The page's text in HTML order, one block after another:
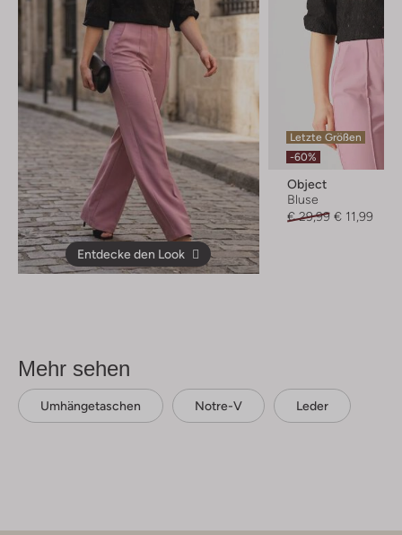
Entdecke den Look
Letzte Größen
-60%
Object
Bluse
€ 29,99 € 11,99
Mehr sehen
Umhängetaschen Notre-V Leder